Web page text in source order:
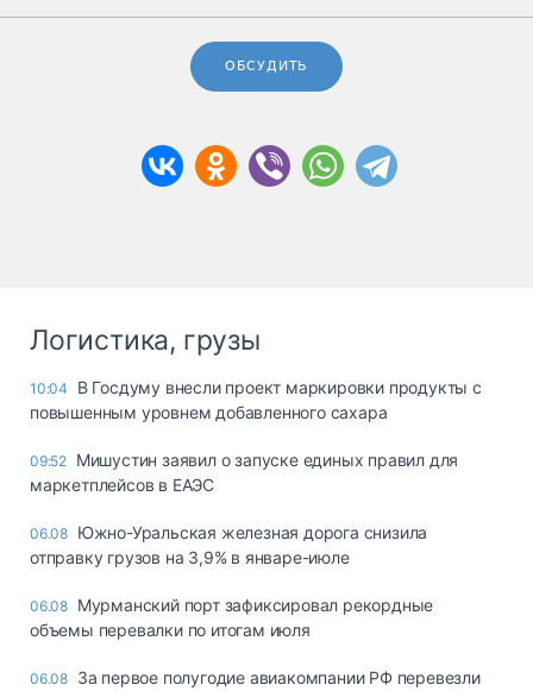
ОБСУДИТЬ
Логистика, грузы
10:04
В Госдуму внесли проект маркировки продукты с
повышенным уровнем добавленного сахара
09:52 Мишустин заявил о запуске единых правил для
маркетплейсов в ЕАЭС
06.08 Южно-Уральская железная дорога снизила
отправку грузов на 3,9% в январе-июле
06.08 Мурманский порт зафиксировал рекордные
объемы перевалки по итогам июля
06.08 За первое полугодие авиакомпании РФ перевезли